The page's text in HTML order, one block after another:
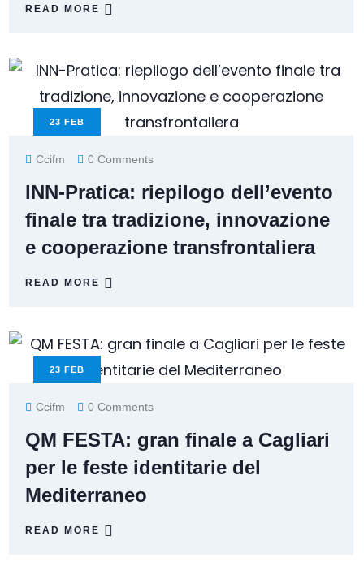
READ MORE
23 FEB
Ccifm 0 Comments
INN-Pratica: riepilogo dell’evento
finale tra tradizione, innovazione
e cooperazione transfrontaliera
READ MORE
23 FEB
Ccifm 0 Comments
QM FESTA: gran finale a Cagliari
per le feste identitarie del
Mediterraneo
READ MORE